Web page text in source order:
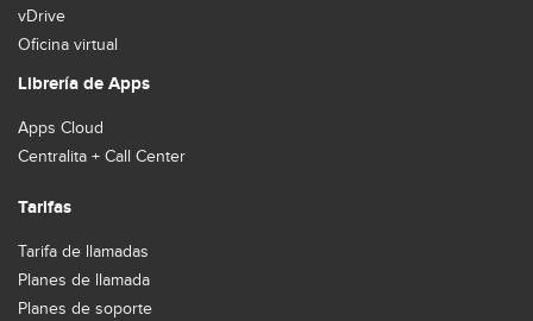
vDrive
Oficina virtual
Librería de Apps
Apps Cloud
Centralita + Call Center
Tarifas
Tarifa de llamadas
Planes de llamada
Planes de soporte